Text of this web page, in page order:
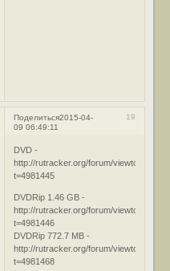
Поделиться 19
2015-04-
09 06:49:11
DVD -
http://rutracker.org/forum/
t=4981445
DVDRip 1.46 GB -
http://rutracker.org/forum/
t=4981446
DVDRip 772.7 MB -
http://rutracker.org/forum/
t=4981468